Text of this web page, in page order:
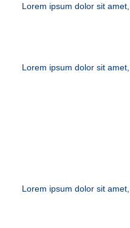
Lorem ipsum dolor sit
Lorem ipsum dolor sit
Lorem ipsum dolor sit